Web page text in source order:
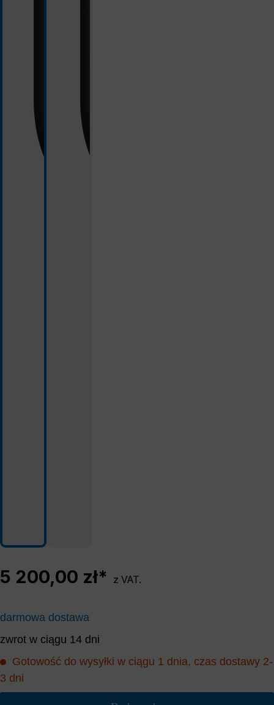
5 200,00 zł* z VAT.
darmowa dostawa
zwrot w ciągu 14 dni
Gotowość do wysyłki w ciągu 1 dnia, czas dostawy 2-
3 dni